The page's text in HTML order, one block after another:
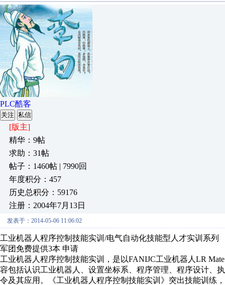
PLC酷客
关注 私信
[版主]
精华：9帖
求助：31帖
帖子：1460帖 | 7990回
年度积分：457
历史总积分：59176
注册：2004年7月13日
发表于：2014-05-06 11:06:02
工业机器人程序控制技能实训/电气自动化技能型人才实训系列
军团免费提供3本 申请
工业机器人程序控制技能实训，是以FANIJC工业机器人LR
容包括认识工业机器人、设置坐标系、程序管理、程序设计、
令及其应用。《工业机器人程序控制技能实训》突出技能训练